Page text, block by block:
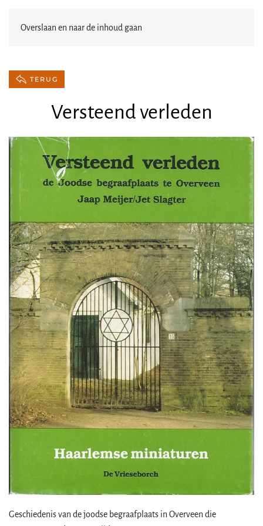
Overslaan en naar de inhoud gaan
TERUG
Versteend verleden
Geschiedenis van de joodse begraafplaats in Overveen die